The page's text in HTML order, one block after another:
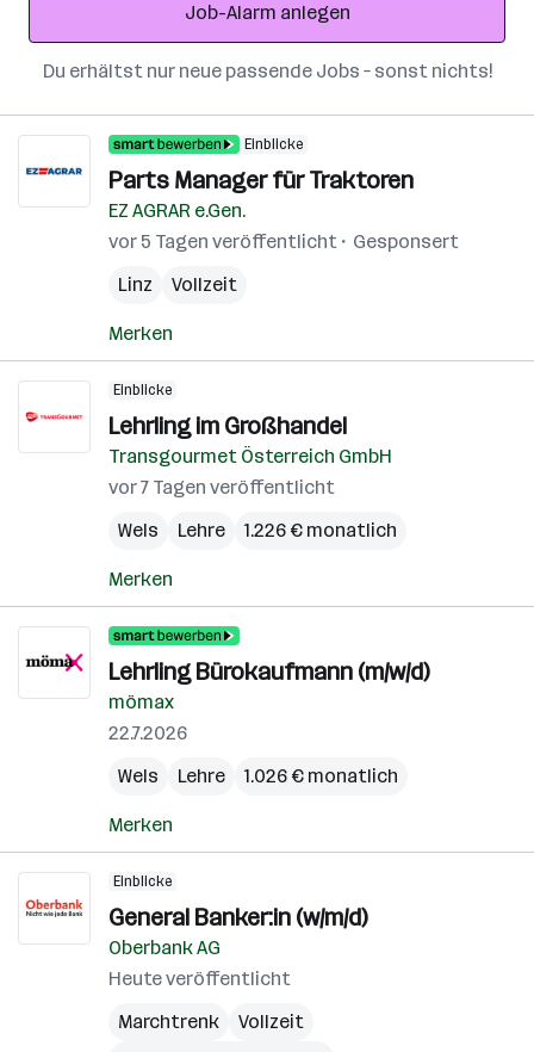
Job-Alarm anlegen
Du erhältst nur neue passende Jobs – sonst nichts!
Einblicke
Parts Manager für Traktoren
EZ AGRAR e.Gen.
vor 5 Tagen veröffentlicht
Gesponsert
Linz
Vollzeit
Merken
Einblicke
Lehrling im Großhandel
Transgourmet Österreich GmbH
vor 7 Tagen veröffentlicht
Wels
Lehre 1.226 € monatlich
Merken
Lehrling Bürokaufmann (m/w/d)
mömax
22.7.2026
Wels
Lehre 1.026 € monatlich
Merken
Einblicke
General Banker:in (w/m/d)
Oberbank AG
Heute veröffentlicht
Marchtrenk
Vollzeit